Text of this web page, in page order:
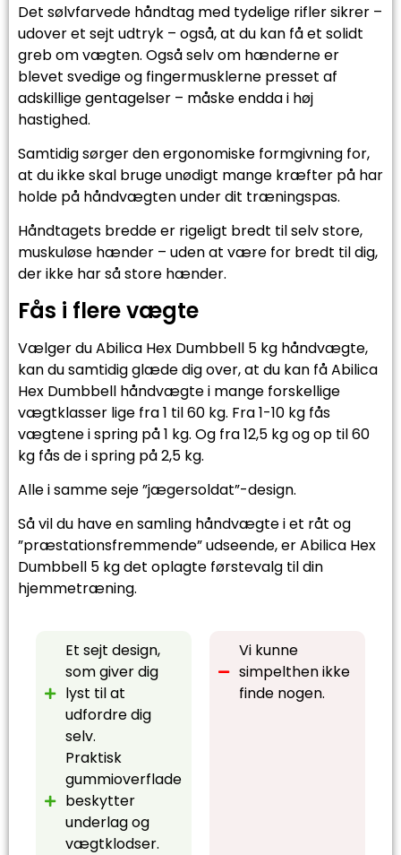
Det sølvfarvede håndtag med tydelige rifler sikrer –
udover et sejt udtryk – også, at du kan få et solidt
greb om vægten. Også selv om hænderne er
blevet svedige og fingermusklerne presset af
adskillige gentagelser – måske endda i høj
hastighed.
Samtidig sørger den ergonomiske formgivning for,
at du ikke skal bruge unødigt mange kræfter på har
holde på håndvægten under dit træningspas.
Håndtagets bredde er rigeligt bredt til selv store,
muskuløse hænder – uden at være for bredt til dig,
der ikke har så store hænder.
Fås i flere vægte
Vælger du Abilica Hex Dumbbell 5 kg håndvægte,
kan du samtidig glæde dig over, at du kan få Abilica
Hex Dumbbell håndvægte i mange forskellige
vægtklasser lige fra 1 til 60 kg. Fra 1-10 kg fås
vægtene i spring på 1 kg. Og fra 12,5 kg og op til 60
kg fås de i spring på 2,5 kg.
Alle i samme seje ”jægersoldat”-design.
Så vil du have en samling håndvægte i et råt og
”præstationsfremmende” udseende, er Abilica Hex
Dumbbell 5 kg det oplagte førstevalg til din
hjemmetræning.
Et sejt design,
som giver dig
lyst til at
udfordre dig
selv.
Praktisk
gummioverflade
beskytter
underlag og
vægtklodser.
Vi kunne
simpelthen ikke
finde nogen.